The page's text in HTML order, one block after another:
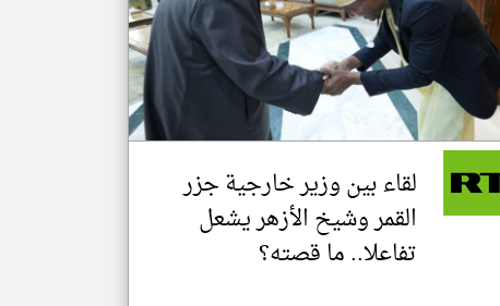
لقاء بين وزير خارجية جزر
القمر وشيخ الأزهر يشعل
تفاعلا.. ما قصته؟